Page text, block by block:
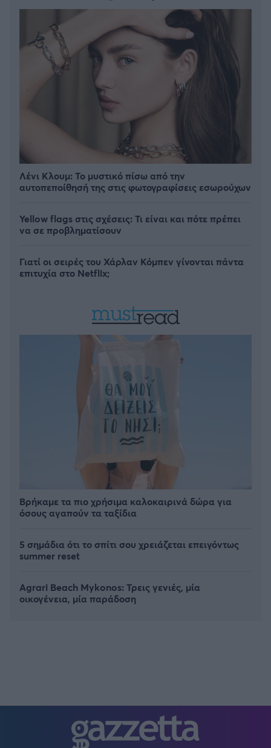
Λένι Κλουμ: Το μυστικό πίσω από την
αυτοπεποίθησή της στις φωτογραφίσεις εσωρούχων
Yellow flags στις σχέσεις: Τι είναι και πότε πρέπει
να σε προβληματίσουν
Γιατί οι σειρές του Χάρλαν Κόμπεν γίνονται πάντα
επιτυχία στο Netflix;
Βρήκαμε τα πιο χρήσιμα καλοκαιρινά δώρα για
όσους αγαπούν τα ταξίδια
5 σημάδια ότι το σπίτι σου χρειάζεται επειγόντως
summer reset
Agrari Beach Mykonos: Τρεις γενιές, μία
οικογένεια, μία παράδοση